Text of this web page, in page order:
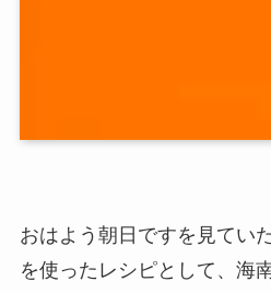
おはよう朝日ですを見てい
を使ったレシピとして、海